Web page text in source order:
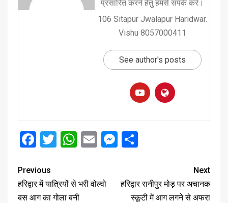
प्रसारित करने हेतु हमसे संपर्क करें।
106 Sitapur Jwalapur Haridwar.
Vishu 8057000411
See author's posts
Facebook
Twitter
WhatsApp
EmailMessenger
Previous
हरिद्वार में यात्रियों से भरी वोल्वो
बस आग का गोला बनी
Next
हरिद्वार रानीपुर मोड़ पर अचानक
स्कूटी में आग लगने से अफरा